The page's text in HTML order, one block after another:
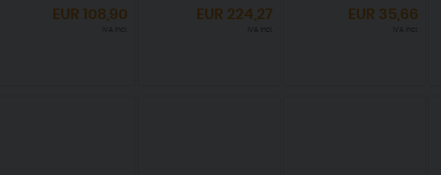
EUR108,90
IVA incl.
EUR 224,27
IVA incl.
EUR 35,66
IVA incl.